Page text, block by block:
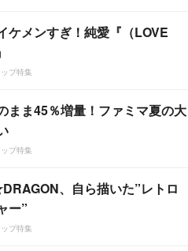
ケメンすぎ！純愛『（LOVE
プ特集
まま45％増量！ファミマ夏の大
プ特集
、自ら描いた”レトロ
ー”
プ特集